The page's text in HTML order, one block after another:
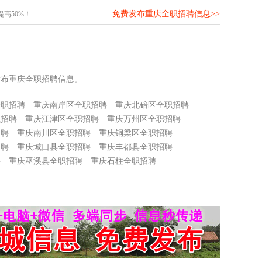
50%！ 免费发布重庆全职招聘信息>>
重庆全职招聘信息。
招聘 重庆南岸区全职招聘
重庆北碚区全职招聘
聘
重庆江津区全职招聘
重庆万州区全职招聘
重庆南川区全职招聘
重庆铜梁区全职招聘
重庆城口县全职招聘
重庆丰都县全职招聘
重庆巫溪县全职招聘 重庆石柱全职招聘